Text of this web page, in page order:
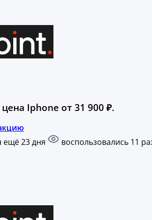
Iphone от 31 900 ₽.
ещё 23 дня
воспользовались 11